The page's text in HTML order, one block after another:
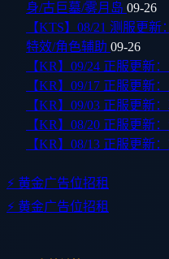
身/古巨墓/雾月岛 09-26
【KTS】08/21 测服更
特效/角色辅助 09-26
【KR】09/24 正服更新
【KR】09/17 正服更新
【KR】09/03 正服更新
【KR】08/20 正服更新
【KR】08/13 正服更新
⚡ 黄金广告位招租
⚡ 黄金广告位招租